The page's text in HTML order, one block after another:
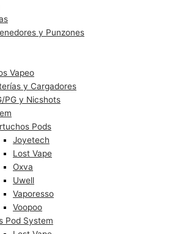
y Punzones
Vapeo
y Cargadores
PG y Nicshots
Pods
Joyetech
Lost Vape
Oxva
Uwell
Vaporesso
Voopoo
Pod System